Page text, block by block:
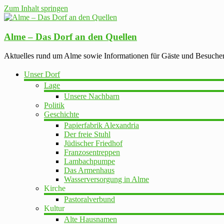
Zum Inhalt springen
Alme – Das Dorf an den Quellen
Aktuelles rund um Alme sowie Informationen für Gäste und
Unser Dorf
Lage
Unsere Nachbarn
Politik
Geschichte
Papierfabrik Alexandria
Der freie Stuhl
Jüdischer Friedhof
Franzosentreppen
Lambachpumpe
Das Armenhaus
Wasserversorgung in Alme
Kirche
Pastoralverbund
Kultur
Alte Hausnamen